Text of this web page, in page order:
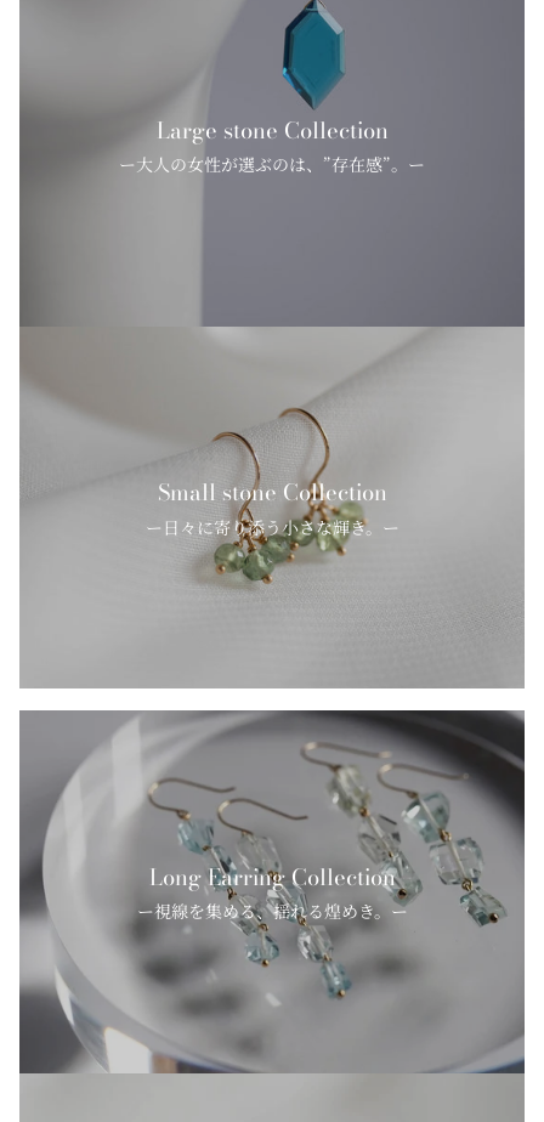
Large stone Collection
ー大人の女性が選ぶのは、”存在感”。ー
Small stone Collection
ー日々に寄り添う小さな輝き。ー
Long Earring Collection
ー視線を集める、揺れる煌めき。ー